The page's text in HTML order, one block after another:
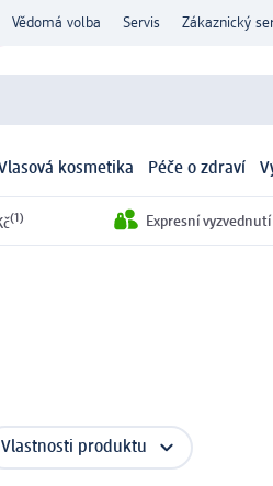
Vědomá volba Servis Zákaznický
kosmetika Péče o zdraví
(1) Expresní
Vlastnosti produktu